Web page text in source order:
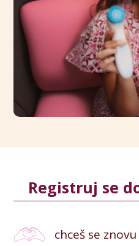
Registruj se
chceš se